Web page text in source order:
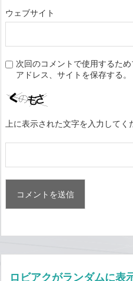
ウェブサイト
次回のコメントで使用するた
アドレス、サイトを保存する。
上に表示された文字を入力してく
ロビアクがランダムに表